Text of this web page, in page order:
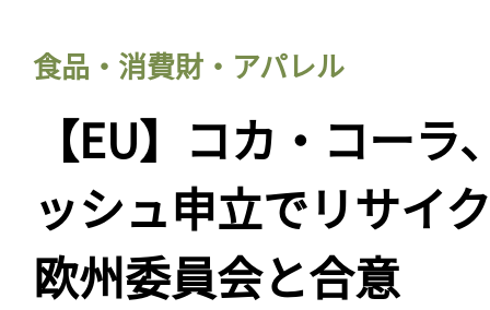
食品・消費財・アパレル
【EU】コカ・コー
ッシュ申立でリサイ
欧州委員会と合意